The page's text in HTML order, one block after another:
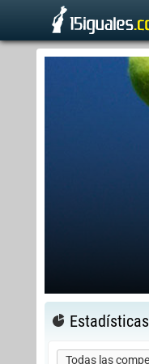
Estadísticas